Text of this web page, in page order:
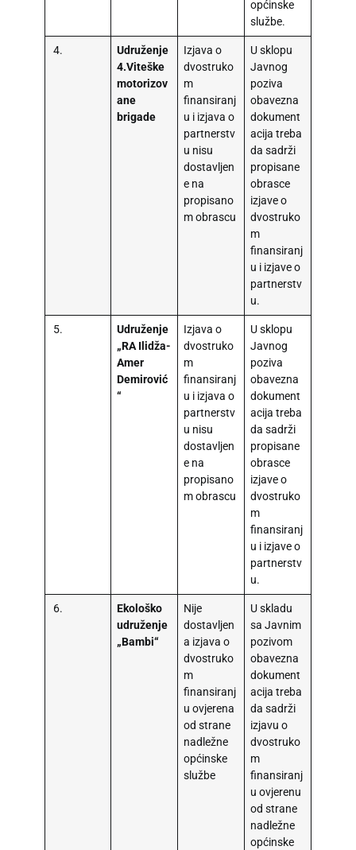
općinske
službe.
4.
Udruženje
4.Viteške
motorizov
ane
brigade
Izjava o
dvostruko
m
finansiranj
u i izjava o
partnerstv
u nisu
dostavljen
e na
propisano
m obrascu
U sklopu
Javnog
poziva
obavezna
dokument
acija treba
da sadrži
propisane
obrasce
izjave o
dvostruko
m
finansiranj
u i izjave o
partnerstv
u.
5.
Udruženje
„RA Ilidža-
Amer
Demirović
“
Izjava o
dvostruko
m
finansiranj
u i izjava o
partnerstv
u nisu
dostavljen
e na
propisano
m obrascu
U sklopu
Javnog
poziva
obavezna
dokument
acija treba
da sadrži
propisane
obrasce
izjave o
dvostruko
m
finansiranj
u i izjave o
partnerstv
u.
6.
Ekološko
udruženje
„Bambi“
Nije
dostavljen
a izjava o
dvostruko
m
finansiranj
u ovjerena
od strane
nadležne
općinske
službe
U skladu
sa Javnim
pozivom
obavezna
dokument
acija treba
da sadrži
izjavu o
dvostruko
m
finansiranj
u ovjerenu
od strane
nadležne
općinske